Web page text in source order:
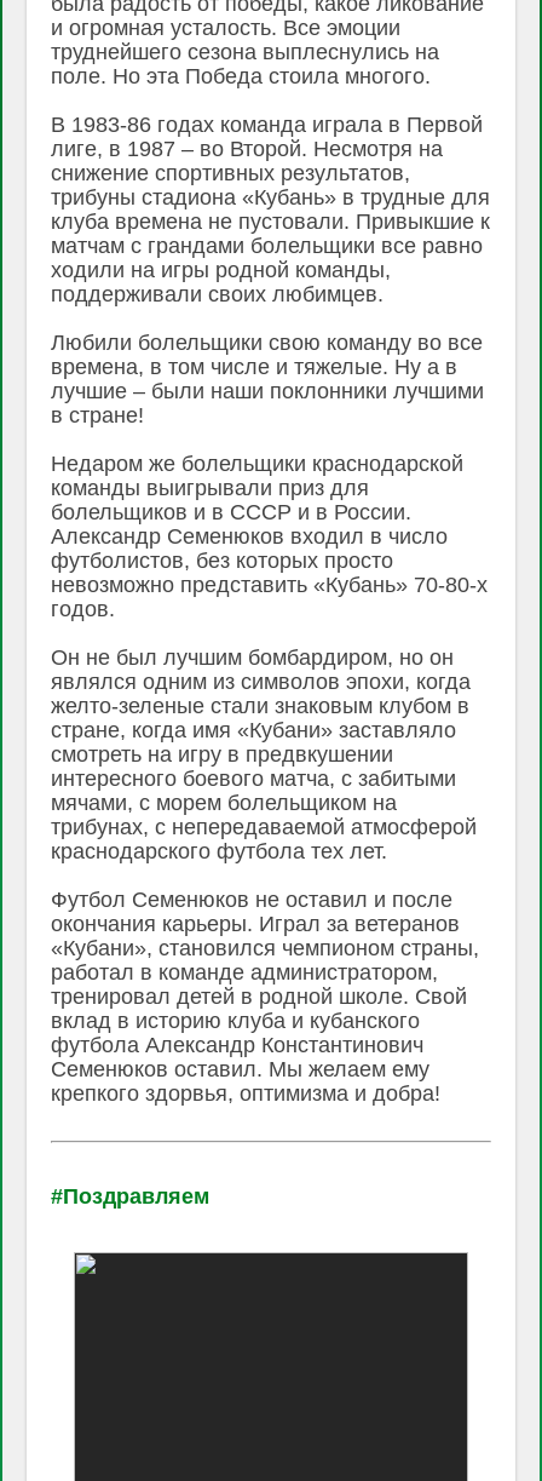
и огромная усталость. Все эмоции
труднейшего сезона выплеснулись на
поле. Но эта Победа стоила многого.
В 1983-86 годах команда играла в Первой
лиге, в 1987 – во Второй. Несмотря на
снижение спортивных результатов,
трибуны стадиона «Кубань» в трудные для
клуба времена не пустовали. Привыкшие к
матчам с грандами болельщики все равно
ходили на игры родной команды,
поддерживали своих любимцев.
Любили болельщики свою команду во все
времена, в том числе и тяжелые. Ну а в
лучшие – были наши поклонники лучшими
в стране!
Недаром же болельщики краснодарской
команды выигрывали приз для
болельщиков и в СССР и в России.
Александр Семенюков входил в число
футболистов, без которых просто
невозможно представить «Кубань» 70-80-х
годов.
Он не был лучшим бомбардиром, но он
являлся одним из символов эпохи, когда
желто-зеленые стали знаковым клубом в
стране, когда имя «Кубани» заставляло
смотреть на игру в предвкушении
интересного боевого матча, с забитыми
мячами, с морем болельщиком на
трибунах, с непередаваемой атмосферой
краснодарского футбола тех лет.
Футбол Семенюков не оставил и после
окончания карьеры. Играл за ветеранов
«Кубани», становился чемпионом страны,
работал в команде администратором,
тренировал детей в родной школе. Свой
вклад в историю клуба и кубанского
футбола Александр Константинович
Семенюков оставил. Мы желаем ему
крепкого здорвья, оптимизма и добра!
#Поздравляем